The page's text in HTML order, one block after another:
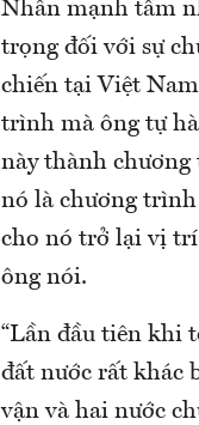
Nhấn mạnh tầm
trọng đối với sự
chiến tại Việt
trình mà ông tự
này thành
nó là chương
cho nó trở lại vị trí
ông nói.
“Lần đầu tiên khi
đất nước rất khác
vận và hai nước